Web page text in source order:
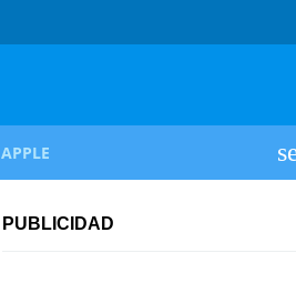
APPLE
PUBLICIDAD